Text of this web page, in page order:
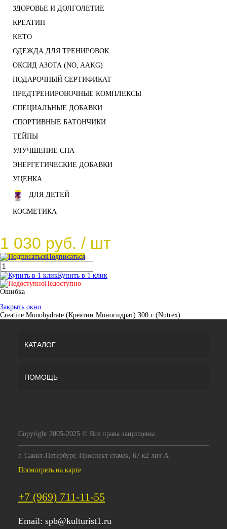
ЗДОРОВЬЕ И ДОЛГОЛЕТИЕ
КРЕАТИН
KETO
ОДЕЖДА ДЛЯ ТРЕНИРОВОК
ОКСИД АЗОТА (NO, AAKG)
ПОДАРОЧНЫЙ СЕРТИФИКАТ
ПРЕДТРЕНИРОВОЧНЫЕ КОМПЛЕКСЫ
СПЕЦИАЛЬНЫЕ ДОБАВКИ
СПОРТИВНЫЕ БАТОНЧИКИ
ТЕЙПЫ
УЛУЧШЕНИЕ СНА
ЭНЕРГЕТИЧЕСКИЕ ДОБАВКИ
УЦЕНКА
ДЛЯ ДЕТЕЙ
КОСМЕТИКА
1 030 руб. / шт
Подписаться
Купить в 1 клик
Недоступно
Ошибка
Закрыть окно
Creatine Monohydrate (Креатин Моногидрат) 300 г (Nutrex)
КАТАЛОГ
ПОМОЩЬ
Copyright 2005-2025 © Все права защищены.
г. Санкт-Петербург, Проспект стачек, 67 к2 лит А
Посмотреть на карте
+7 (969) 711-11-55
Email: spb@kulturist1.ru